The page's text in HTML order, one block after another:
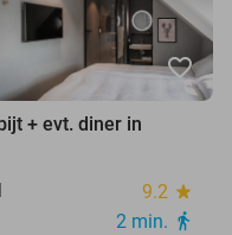
favorite_border
+ evt. diner in
9.2 star
2 min. directions_walk